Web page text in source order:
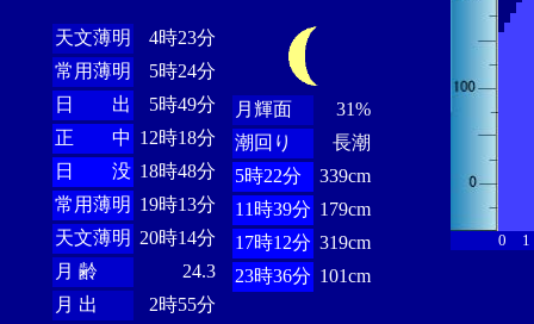
天文薄明
4時23分
常用薄明
5時24分
日 出
5時49分
正 中 12時18分
日 没 18時48分
常用薄明 19時13分
天文薄明 20時14分
月 齢
24.3
月 出
2時55分
月輝面
31%
潮回り
長潮
5時22分
339cm
11時39分 179cm
17時12分 319cm
23時36分 101cm
0 1